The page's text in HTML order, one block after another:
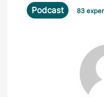
Podcast 83